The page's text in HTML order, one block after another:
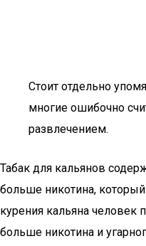
Стоит отдельно
многие ошибочно
развлечением.
Табак для кальянов
больше никотина,
курения кальяна человек
больше никотина и